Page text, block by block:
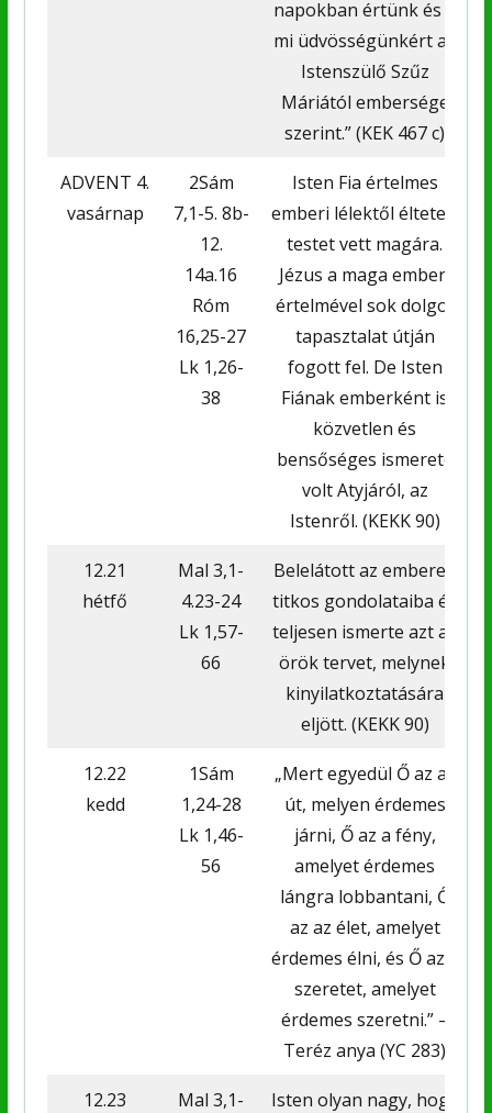
napokban értünk és a
mi üdvösségünkért az
Istenszülő Szűz
Máriától embersége
szerint.” (KEK 467 c)
ADVENT 4.
vasárnap
2Sám
7,1-5. 8b-
12.
14a.16
Róm
16,25-27
Lk 1,26-
38
Isten Fia értelmes
emberi lélektől éltetett
testet vett magára.
Jézus a maga emberi
értelmével sok dolgot
tapasztalat útján
fogott fel. De Isten
Fiának emberként is
közvetlen és
bensőséges ismerete
volt Atyjáról, az
Istenről. (KEKK 90)
12.21
hétfő
Mal 3,1-
4.23-24
Lk 1,57-
66
Belelátott az emberek
titkos gondolataiba és
teljesen ismerte azt az
örök tervet, melynek
kinyilatkoztatására
eljött. (KEKK 90)
12.22
kedd
1Sám
1,24-28
Lk 1,46-
56
„Mert egyedül Ő az az
út, melyen érdemes
járni, Ő az a fény,
amelyet érdemes
lángra lobbantani, Ő
az az élet, amelyet
érdemes élni, és Ő az a
szeretet, amelyet
érdemes szeretni.” –
Teréz anya (YC 283)
12.23
Mal 3,1-
Isten olyan nagy, hogy